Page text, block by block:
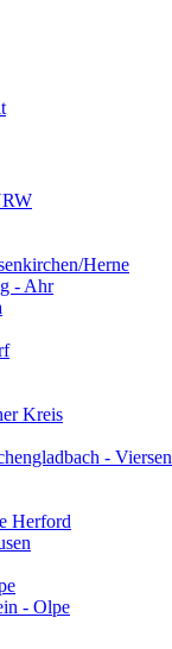
Herne
- Ahr
Kreis
- Viersen
Herford
- Olpe